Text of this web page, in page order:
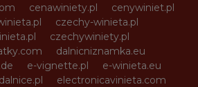
cenawiniety.pl
cenywiniet.pl
czechy-winieta.pl
czechywiniety.pl
dalnicniznamka.eu
e-vignette.pl
e-winieta.eu
electronicavinieta.com